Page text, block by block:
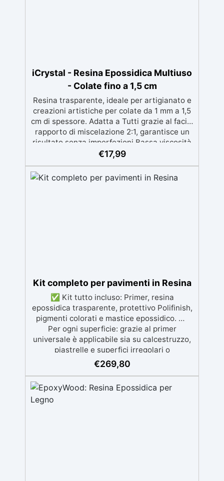
iCrystal - Resina Epossidica Multiuso
- Colate fino a 1,5 cm
Resina trasparente, ideale per artigianato e
creazioni artistiche per colate da 1 mm a 1,5
cm di spessore. Adatta a Tutti grazie al facile
rapporto di miscelazione 2:1, garantisce un
risultato senza imperfezioni Bassa viscosità
per colate senza bolle, compatibile con
materiali. Certificata post-catalisi atossica e
sicura per il contatto con la pelle, Bpa Free e
€17,99
Kit completo per pavimenti in Resina
✅ Kit tutto incluso: Primer, resina
epossidica trasparente, protettivo Polifinish,
pigmenti colorati e mastice epossidico. ✅
Per ogni superficie: grazie al primer
universale è applicabile sia su calcestruzzo,
piastrelle e superfici irregolari o
danneggiate. ✅ Facile da applicare: Video
Guida completa inclusa, 3 semplici passaggi,
finitura protettiva antigraffio. ✅ Risultati
professionali: Sistema autolivellante,
€269,80